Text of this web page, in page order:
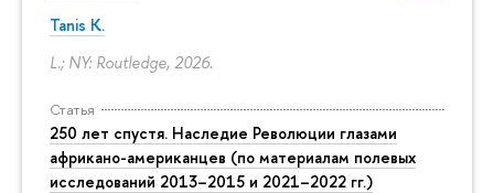
Tanis K.
L.; NY: Routledge, 2026.
Статья
250 лет спустя. Наследие Революции глазами
африкано-американцев (по материалам полевых
исследований 2013–2015 и 2021–2022 гг.)